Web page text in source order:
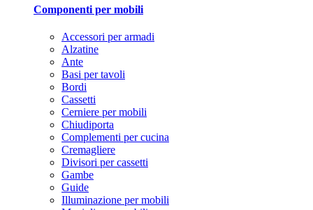
Componenti per mobili
Accessori per armadi
Alzatine
Ante
Basi per tavoli
Bordi
Cassetti
Cerniere per mobili
Chiudiporta
Complementi per cucina
Cremagliere
Divisori per cassetti
Gambe
Guide
Illuminazione per mobili